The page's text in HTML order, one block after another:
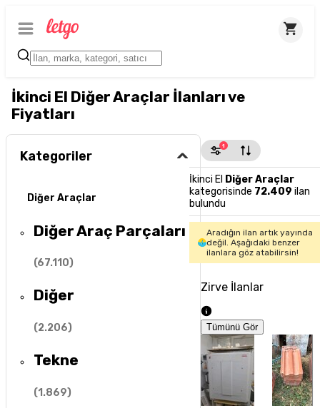
İkinci El Diğer Araçlar İlanları ve
Fiyatları
Kategoriler
Diğer Araçlar
Diğer Araç Parçaları
(67.110)
Diğer
(2.206)
Tekne
(1.869)
1
İkinci El Diğer Araçlar
kategorisinde 72.409 ilan
bulundu
Aradığın ilan artık yayında
değil. Aşağıdaki benzer
ilanlara göz atabilirsin!
Zirve İlanlar
Tümünü Gör